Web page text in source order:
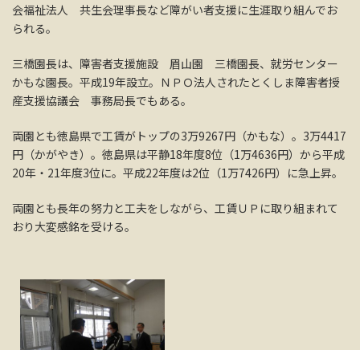
会福祉法人 共生会理事長など障がい者支援に生涯取り組んでお
られる。
三橋園長は、障害者支援施設 眉山園 三橋園長、就労センター
かもな園長。平成19年設立。ＮＰＯ法人されたとくしま障害者授
産支援協議会 事務局長でもある。
両園とも徳島県で工賃がトップの3万9267円（かもな）。3万4417
円（かがやき）。徳島県は平静18年度8位（1万4636円）から平成
20年・21年度3位に。平成22年度は2位（1万7426円）に急上昇。
両園とも長年の努力と工夫をしながら、工賃ＵＰに取り組まれて
おり大変感銘を受ける。